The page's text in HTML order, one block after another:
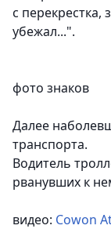
с перекрестка,
убежал...".
фото знаков
Далее
транспорта.
Водитель
рванувших к
видео: Cowon